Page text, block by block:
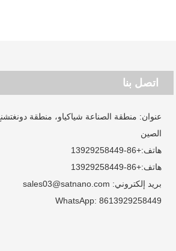
اتصل بنا
عنوان: منطقة الصناعة شياكياو، منطقة
الصين
هاتف:+86-13929258449
هاتف:+86-13929258449
بريد إلكتروني: sales03@satnano.com
WhatsApp: 8613929258449